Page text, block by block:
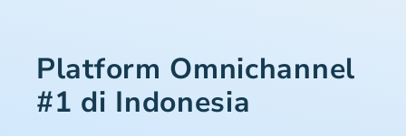
Platform Omnichannel
#1 di Indonesia